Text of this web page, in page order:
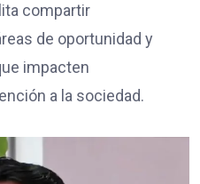
compartir
de oportunidad y
impacten
a la sociedad.